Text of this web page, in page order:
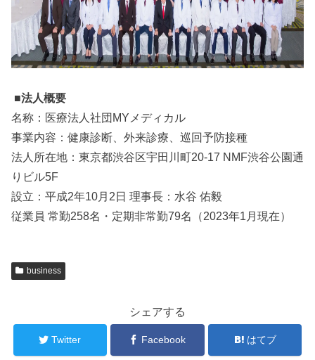
■法⼈概要
名称：医療法⼈社団MYメディカル
事業内容：健康診断、外来診療、巡回予防接種
法⼈所在地：東京都渋⾕区宇⽥川町20-17 NMF渋⾕公園通
りビル5F
設⽴：平成2年10⽉2⽇ 理事⻑：⽔⾕ 佑毅
従業員 常勤258名・定期⾮常勤79名（2023年1⽉現在）
business
シェアする
Twitter Facebook はてブ